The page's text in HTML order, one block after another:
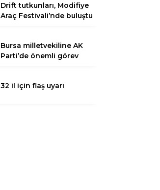
Drift tutkunları, Modifiye
Araç Festivali’nde buluştu
Bursa milletvekiline AK
Parti’de önemli görev
32 il için flaş uyarı